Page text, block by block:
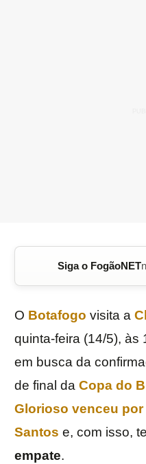
Siga o FogãoNET
O Botafogo visita a
quinta-feira (14/5), às
em busca da
de final da Copa do
Glorioso venceu
Santos e, com isso,
empate.